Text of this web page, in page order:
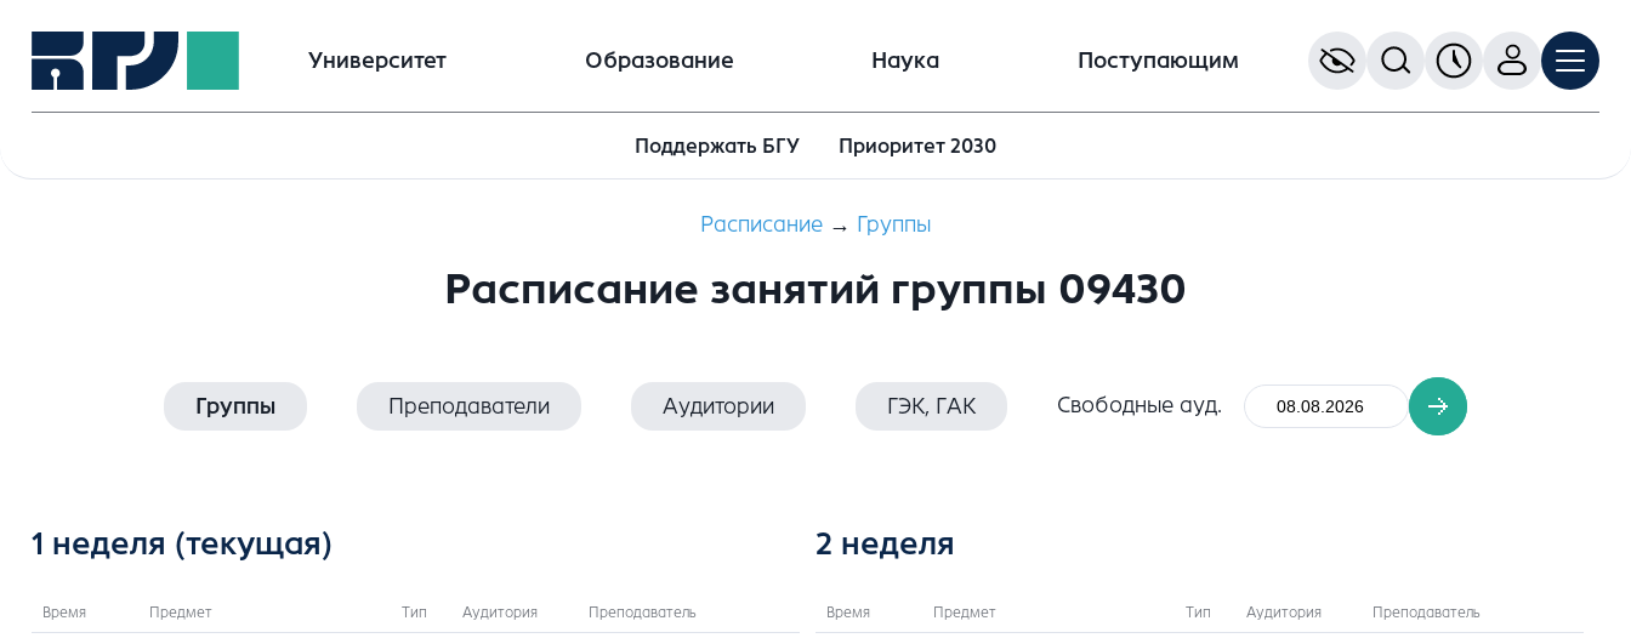
Университет Образование Наука Поступающим
Поддержать БГУ Приоритет 2030
Расписание → Группы
Расписание занятий группы 09430
Группы Преподаватели Аудитории ГЭК, ГАК Свободные ауд.
1 неделя (текущая)
Время Предмет Тип Аудитория Преподаватель
2 неделя
Время Предмет Тип Аудитория Преподаватель